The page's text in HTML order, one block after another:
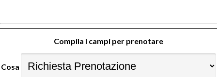
Compila i campi per prenotare
Cosa